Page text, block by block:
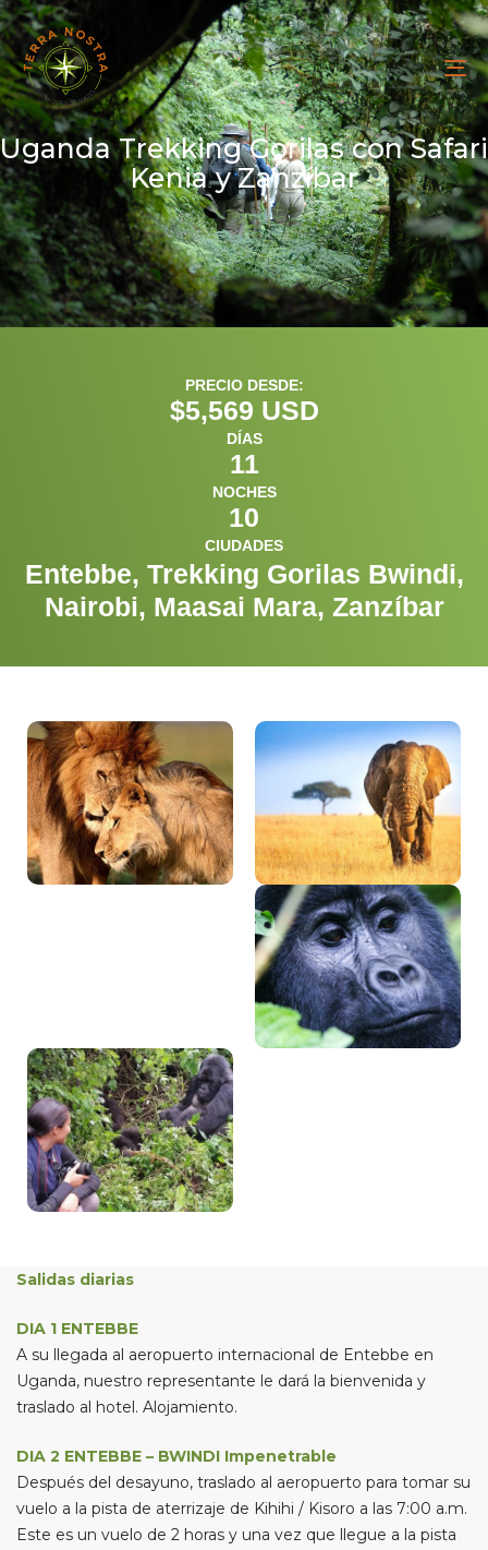
Uganda Trekking Gorilas con Safari
Kenia y Zanzíbar
PRECIO DESDE:
$5,569 USD
DÍAS
11
NOCHES
10
CIUDADES
Entebbe, Trekking Gorilas Bwindi,
Nairobi, Maasai Mara, Zanzíbar
Salidas diarias
DIA 1 ENTEBBE
A su llegada al aeropuerto internacional de Entebbe en
Uganda, nuestro representante le dará la bienvenida y
traslado al hotel. Alojamiento.
DIA 2 ENTEBBE – BWINDI Impenetrable
Después del desayuno, traslado al aeropuerto para tomar su
vuelo a la pista de aterrizaje de Kihihi / Kisoro a las 7:00 a.m.
Este es un vuelo de 2 horas y una vez que llegue a la pista